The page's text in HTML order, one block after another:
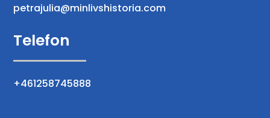
petrajulia@minlivshistoria.com
Telefon
+461258745888